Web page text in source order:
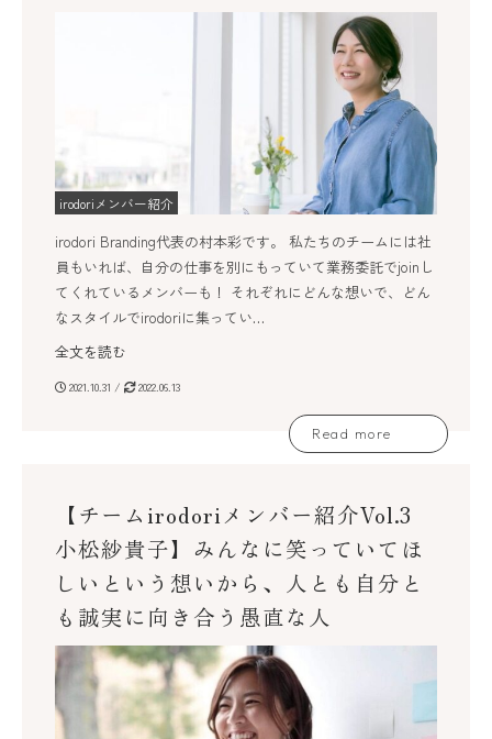
irodoriメンバー紹介
irodori Branding代表の村本彩です。 私たちのチームには社
員もいれば、自分の仕事を別にもっていて業務委託でjoinし
てくれているメンバーも！ それぞれにどんな想いで、どん
なスタイルでirodoriに集ってい…
全文を読む
2021.10.31 / 2022.06.13
Read more
【チームirodoriメンバー紹介Vol.3
小松紗貴子】みんなに笑っていてほ
しいという想いから、人とも自分と
も誠実に向き合う愚直な人